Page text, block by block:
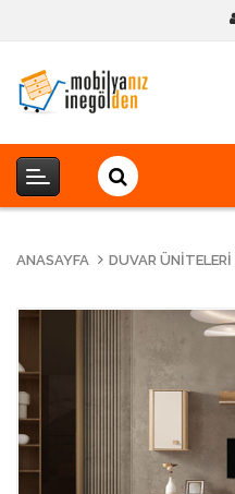
ANASAYFA DUVAR ÜNITELERI